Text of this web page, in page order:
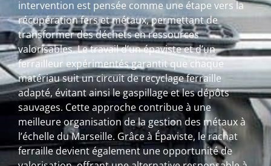
intervention est pensée comme une étape vers la
récupération fers et métaux, permettant de
transformer des déchets en ressources
valorisables. Le travail d’un épaviste et d’un
ferrailleur expérimentés garantit que chaque
matériau suit un circuit de recyclage ferraille
adapté, évitant ainsi le gaspillage et les dépôts
sauvages. Cette approche contribue à une
meilleure organisation de la gestion des métaux à
l’échelle du Marseille. Grâce à Épaviste, le rachat
ferraille devient également une opportunité de